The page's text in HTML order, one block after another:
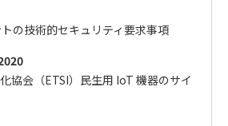
の技術的セキュリティ要求事項
協会（ETSI）民生用 IoT 機器のサイ